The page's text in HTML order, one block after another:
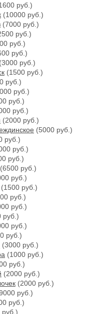
руб.)
(10000 руб.)
(7000 руб.)
руб.)
руб.)
руб.)
(3000 руб.)
(1500 руб.)
руб.)
руб.)
руб.)
руб.)
(2000 руб.)
(5000 руб.)
руб.)
руб.)
руб.)
(6500 руб.)
руб.)
(1500 руб.)
руб.)
руб.)
руб.)
руб.)
руб.)
(3000 руб.)
(1000 руб.)
руб.)
(2000 руб.)
(2000 руб.)
руб.)
руб.)
руб.)